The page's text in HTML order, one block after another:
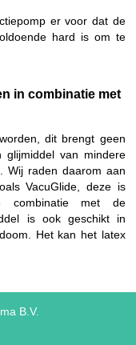
er voor dat de
hard is om te
in combinatie met
dit brengt geen
van mindere
Wij raden daarom aan
VacuGlide, deze is
combinatie met de
is ook geschikt in
Het kan het latex
B.V.